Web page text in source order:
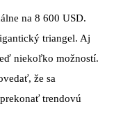
na 8 600 USD.
triangel. Aj
niekoľko možností.
že sa
trendovú